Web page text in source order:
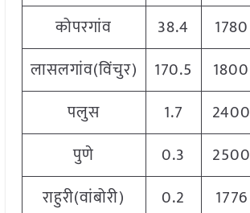
कोपरगांव
38.4 1780
लासलगांव(विंचुर)
170.5 1800
पलुस
1.7 2400
पुणे
0.3 2500
राहुरी(वांबोरी)
0.2 1776